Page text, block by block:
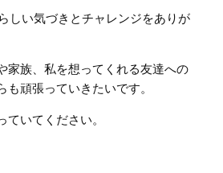
しい気づきとチャレンジをありが
家族、私を想ってくれる友達への
頑張っていきたいです。
いてください。